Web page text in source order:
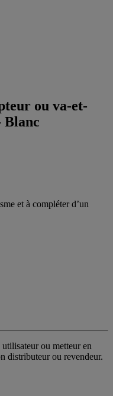
ou va-et-
Blanc
et à compléter d’un
ou metteur en
distributeur ou revendeur.